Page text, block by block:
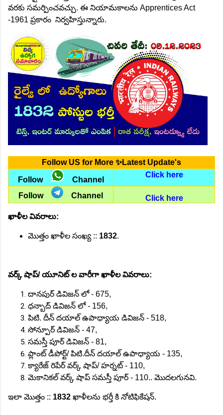
వరకు సమర్పించవచ్చు. ఈ నియామకాలను Apprentices Act
-1961 ప్రకారం నిర్వహిస్తున్నారు.
Follow US for More ✨Latest Update's
Follow Channel
Click here
Follow Channel Click here
ఖాళీల వివరాలు:
మొత్తం ఖాళీల సంఖ్య :: 1832.
వర్క్ షాప్/ యూనిట్ ల వారీగా ఖాళీల వివరాలు:
దానపుర్ డివిజన్ లో - 675,
ధన్బాద్ డివిజన్ లో - 156,
పిటి. దీన్ దయాల్ ఉపాధ్యాయ డివిజన్ - 518,
సోన్పూర్ డివిజన్ - 47,
సమస్తీ పూర్ డివిజన్ - 81,
ప్లాంట్ డీపోర్ట్/ పిటి.దీన్ దయాల్ ఉపాధ్యాయ - 135,
క్యారేజ్ రిపేర్ వర్క్ షాప్/ హర్నట్ - 110,
మెకానికల్ వర్క్ షాప్ సమస్తీ పూర్ - 110.. మొదలగునవి.
ఇలా మొత్తం :: 1832 ఖాళీలను భర్తీ కి నోటిఫికేషన్.